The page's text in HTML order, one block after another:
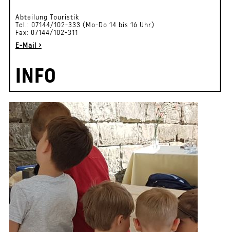
Abteilung Touristik
Tel.: 07144/102-333 (Mo-Do 14 bis 16 Uhr)
Fax: 07144/102-311
E-Mail ›
INFO